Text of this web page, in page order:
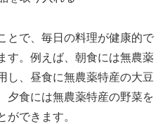
とで、毎日の料理が健康的で
す。例えば、朝食には無農薬
し、昼食に無農薬特産の大豆
夕食には無農薬特産の野菜を
ができます。